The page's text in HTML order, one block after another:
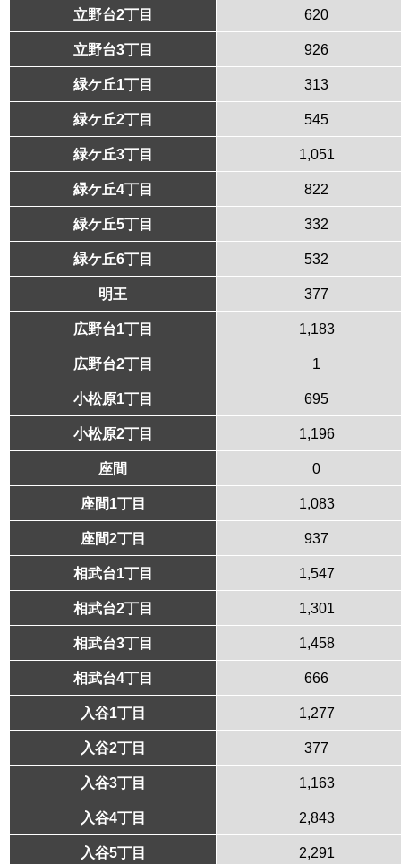
立野台2丁目 620
立野台3丁目 926
緑ケ丘1丁目 313
緑ケ丘2丁目 545
緑ケ丘3丁目 1,051
緑ケ丘4丁目 822
緑ケ丘5丁目 332
緑ケ丘6丁目 532
明王 377
広野台1丁目 1,183
広野台2丁目 1
小松原1丁目 695
小松原2丁目 1,196
座間 0
座間1丁目 1,083
座間2丁目 937
相武台1丁目 1,547
相武台2丁目 1,301
相武台3丁目 1,458
相武台4丁目 666
入谷1丁目 1,277
入谷2丁目 377
入谷3丁目 1,163
入谷4丁目 2,843
入谷5丁目 2,291